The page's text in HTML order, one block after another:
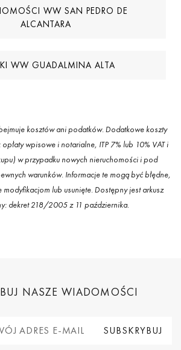
WW SAN PEDRO DE
ALCANTARA
WW GUADALMINA ALTA
kosztów ani podatków. Dodatkowe koszty
wpisowe i notarialne, ITP 7% lub 10% VAT i
w przypadku nowych nieruchomości i pod
warunków. Informacje te mogą być błędne,
lub usunięte. Dostępny jest arkusz
dekret 218/2005 z 11 października.
NASZE WIADOMOŚCI